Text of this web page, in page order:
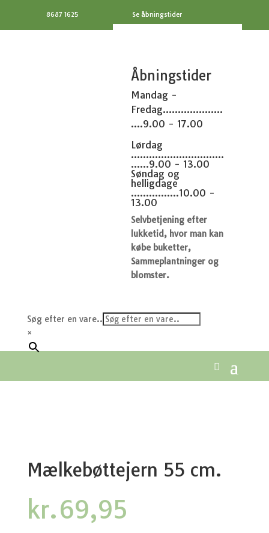
8687 1625 Se åbningstider
Åbningstider
Mandag -
Fredag....................
....9.00 - 17.00
Lørdag
...............................
......9.00 - 13.00
Søndag og
helligdage
................10.00 -
13.00
Selvbetjening efter
lukketid, hvor man kan
købe buketter,
Sammeplantninger og
blomster.
Søg efter en vare..
×
Mælkebøttejern 55 cm.
kr.69,95